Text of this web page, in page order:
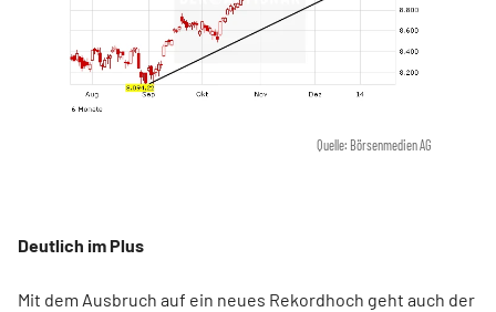
Quelle: Börsenmedien AG
Deutlich im Plus
Mit dem Ausbruch auf ein neues Rekordhoch geht auch der